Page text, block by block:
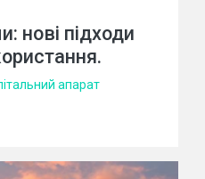
нові підходи
апарат